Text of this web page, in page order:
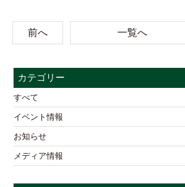
前へ 一覧へ
カテゴリー
すべて
イベント情報
お知らせ
メディア情報